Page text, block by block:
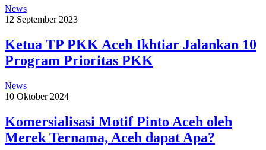
News
12 September 2023
Ketua TP PKK Aceh Ikhtiar Jalankan 10
Program Prioritas PKK
News
10 Oktober 2024
Komersialisasi Motif Pinto Aceh oleh
Merek Ternama, Aceh dapat Apa?